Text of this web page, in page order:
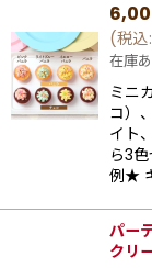
(税込:
在庫
ミニ
コ）
イト
ら3
例★
パー
クリ